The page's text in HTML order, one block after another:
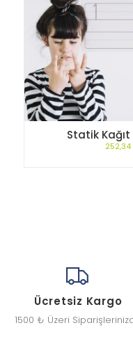
Statik
Ücretsiz Kargo
1500 ₺ Üzeri